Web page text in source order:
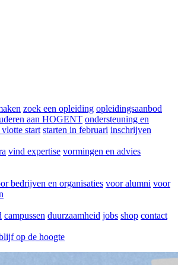
zoek een opleiding opleidingsaanbod
aan HOGENT ondersteuning en
vlotte start starten in februari inschrijven
vind expertise vormingen en advies
bedrijven en organisaties voor alumni voor
campussen duurzaamheid jobs shop contact
op de hoogte